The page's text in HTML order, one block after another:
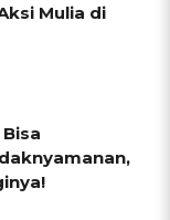
Mulia di